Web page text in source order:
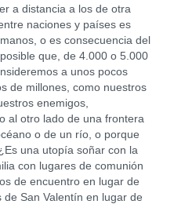
a distancia a los de otra
naciones y países es
o es consecuencia del
que, de 4.000 o 5.000
a unos pocos
de millones, como nuestros
enemigos,
al otro lado de una frontera
o de un río, o porque
una utopía soñar con la
con lugares de comunión
de encuentro en lugar de
San Valentín en lugar de